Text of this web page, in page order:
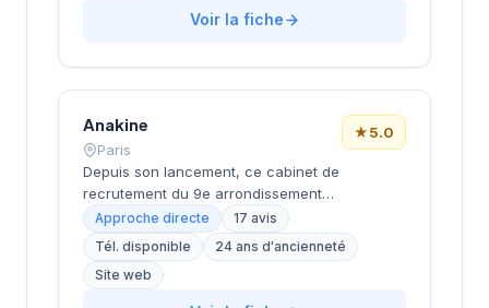
approche personnalisée. La structure affiche
une excellente réputation auprès de sa
prestations de conseil en recrutement.
Voir la fiche
Anakine
Paris
★5.0
Depuis son lancement, ce cabinet de
recrutement du 9e arrondissement
accompagne les entreprises dans leurs
recherches de talents, avec une approche
centrée sur les métiers du digital et de la tech.
Basée rue de Clichy dans le quartier Opéra-
Grands Boulevards, la structure développe
Approche directe
17 avis
Tél. disponible
24 ans d'ancienneté
Site web